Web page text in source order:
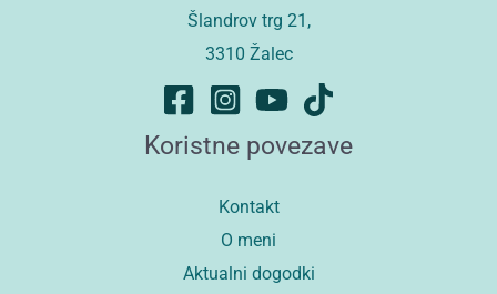
Šlandrov trg 21,
3310 Žalec
Koristne povezave
Kontakt
O meni
Aktualni dogodki